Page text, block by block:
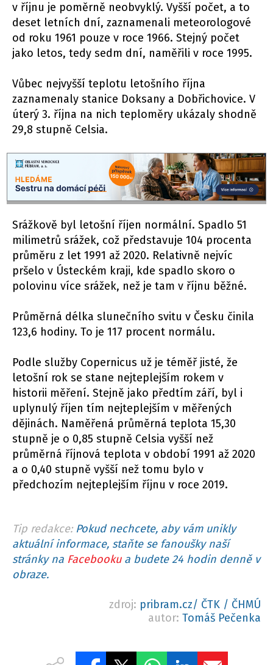
v říjnu je poměrně neobvyklý. Vyšší počet, a to
deset letních dní, zaznamenali meteorologové
od roku 1961 pouze v roce 1966. Stejný počet
jako letos, tedy sedm dní, naměřili v roce 1995.
Vůbec nejvyšší teplotu letošního října
zaznamenaly stanice Doksany a Dobřichovice. V
úterý 3. října na nich teploměry ukázaly shodně
29,8 stupně Celsia.
Srážkově byl letošní říjen normální. Spadlo 51
milimetrů srážek, což představuje 104 procenta
průměru z let 1991 až 2020. Relativně nejvíc
pršelo v Ústeckém kraji, kde spadlo skoro o
polovinu více srážek, než je tam v říjnu běžné.
Průměrná délka slunečního svitu v Česku činila
123,6 hodiny. To je 117 procent normálu.
Podle služby Copernicus už je téměř jisté, že
letošní rok se stane nejteplejším rokem v
historii měření. Stejně jako předtím září, byl i
uplynulý říjen tím nejteplejším v měřených
dějinách. Naměřená průměrná teplota 15,30
stupně je o 0,85 stupně Celsia vyšší než
průměrná říjnová teplota v období 1991 až 2020
a o 0,40 stupně vyšší než tomu bylo v
předchozím nejteplejším říjnu v roce 2019.
Tip redakce: Pokud nechcete, aby vám unikly
aktuální informace, staňte se fanoušky naší
stránky na Facebookua budete 24 hodin denně v
obraze.
zdroj: pribram.cz/ ČTK / ČHMÚ
autor: Tomáš Pečenka